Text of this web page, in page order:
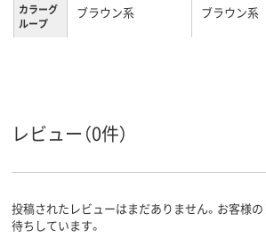
カラーグ
ループ
ブラウン系 ブラウン系
レビュー（0件）
投稿されたレビューはまだありません。お客様
待ちしています。